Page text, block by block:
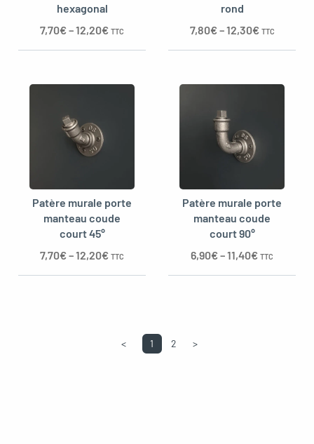
hexagonal
7,70€–12,20€ TTC
rond
7,80€–12,30€ TTC
Patère murale porte
manteau coude
court 45°
7,70€–12,20€ TTC
Patère murale porte
manteau coude
court 90°
6,90€–11,40€ TTC
< 1 2 >